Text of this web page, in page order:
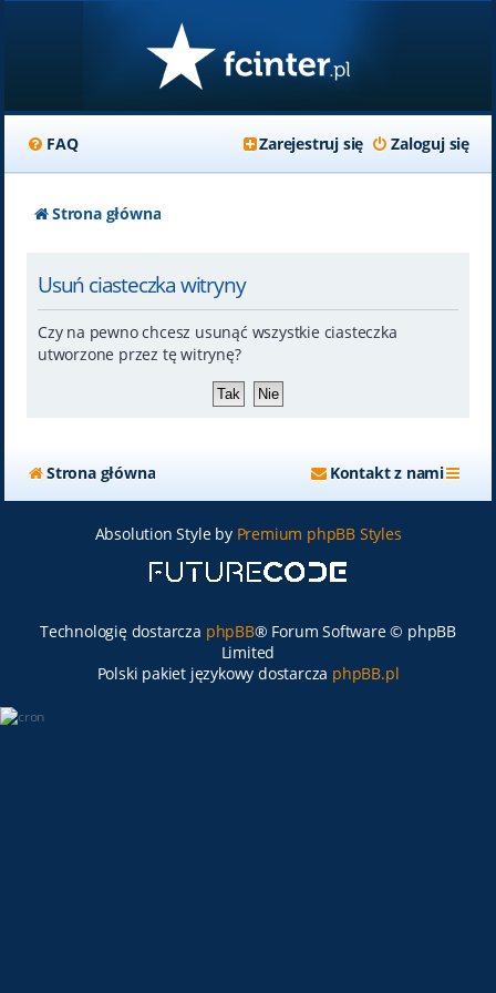
FAQ Zaloguj się
Zarejestruj się
Strona główna
Usuń ciasteczka witryny
Czy na pewno chcesz usunąć wszystkie ciasteczka
utworzone przez tę witrynę?
Strona główna Kontakt z nami
Absolution Style by Premium phpBB Styles
Technologię dostarcza phpBB® Forum Software © phpBB
Limited
Polski pakiet językowy dostarcza phpBB.pl